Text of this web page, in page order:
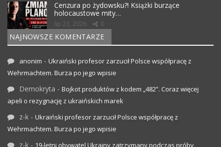
Cenzura po żydowsku?! Książki burzące
holocaustowe mity…
lip 23, 2026 0
NAJNOWSZE KOMENTARZE
anonim - Ukraiński profesor zarzucił Polsce współpracę z
Wehrmachtem. Burza po jego wpisie
Demokryta - Bojkot produktów z kodem „482”. Coraz więcej
apeli o rezygnację z ukraińskich marek
z-k - Ukraiński profesor zarzucił Polsce współpracę z
Wehrmachtem. Burza po jego wpisie
z-k - 19-letni obywatel Ukrainy zatrzymany podczas próby